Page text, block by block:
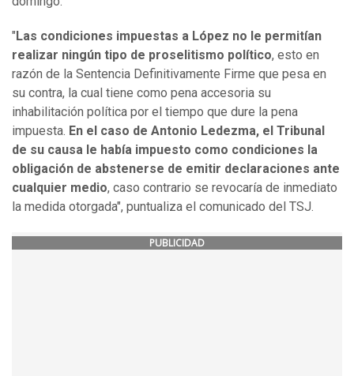
"Las condiciones impuestas a López no le permitían
realizar ningún tipo de proselitismo político, esto en
razón de la Sentencia Definitivamente Firme que pesa en
su contra, la cual tiene como pena accesoria su
inhabilitación política por el tiempo que dure la pena
impuesta. En el caso de Antonio Ledezma, el Tribunal
de su causa le había impuesto como condiciones la
obligación de abstenerse de emitir declaraciones ante
cualquier medio, caso contrario se revocaría de inmediato
la medida otorgada", puntualiza el comunicado del TSJ.
PUBLICIDAD